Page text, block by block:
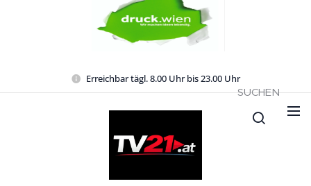
Erreichbar tägl. 8.00 Uhr bis 23.00 Uhr
SUCHEN